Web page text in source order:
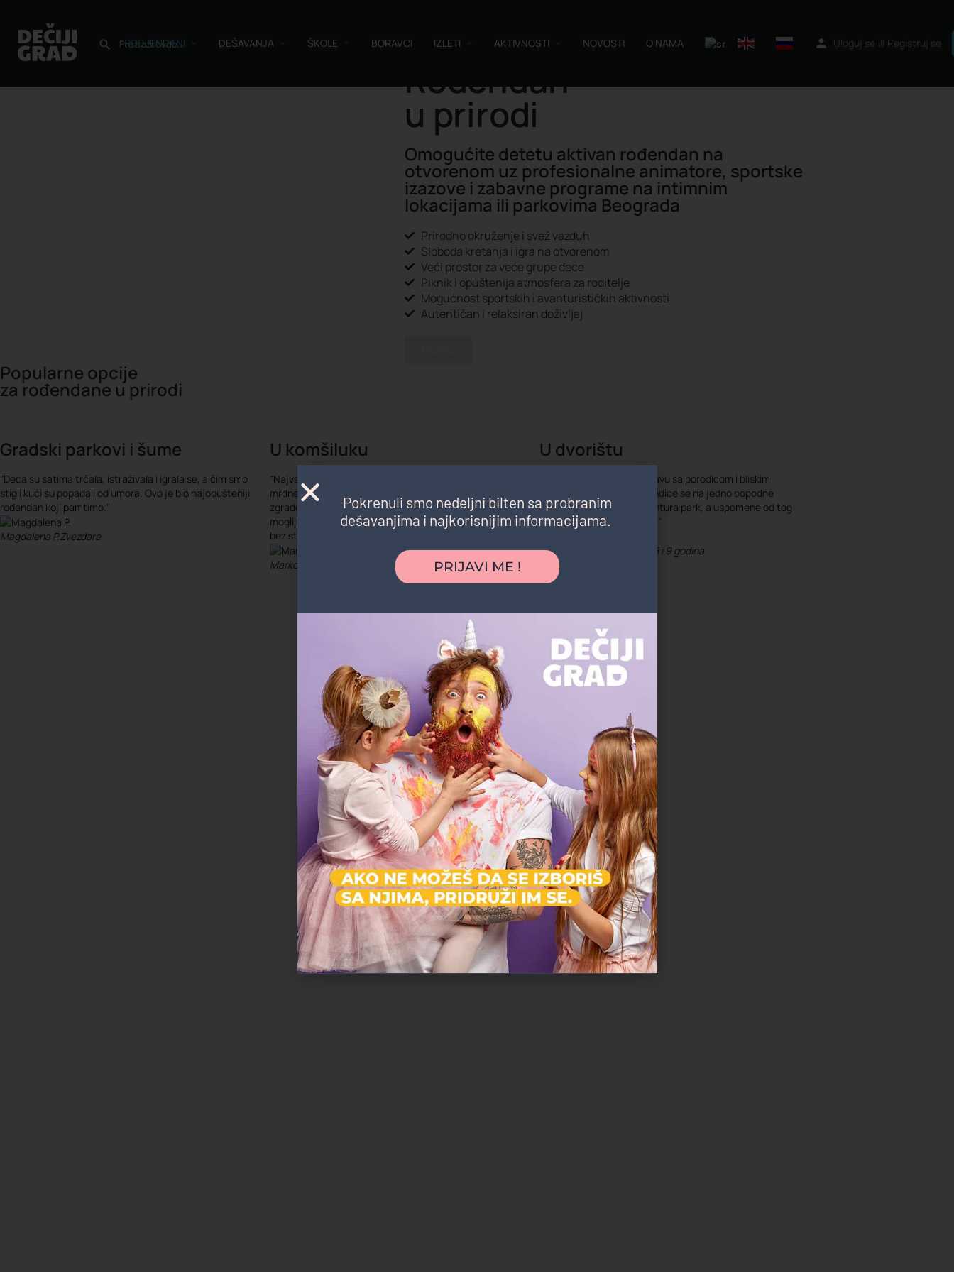
RODJENDANI DEŠAVANJA ŠKOLE BORAVCI IZLETI AKTIVNOSTI NOVOSTI O NAMA Uloguj se ili Registruj se
Rođendan
u prirodi
Omogućite detetu aktivan rođendan na
otvorenom uz profesionalne animatore, sportske
izazove i zabavne programe na intimnim
lokacijama ili parkovima Beograda
Prirodno okruženje i svež vazduh
Sloboda kretanja i igra na otvorenom
Veći prostor za veće grupe dece
Piknik i opuštenija atmosfera za roditelje
Mogućnost sportskih i avanturističkih aktivnosti
Autentičan i relaksiran doživljaj
Popularne opcije
za rođendane u prirodi
Gradski parkovi i šume
"Deca su satima trčala, istraživala i igrala se, a čim smo
stigli kući su popadali od umora. Ovo je bio najopušteniji
rođendan koji pamtimo."
Magdalena P.Zvezdara
U komšiluku
"Najveća prednost bila je što nismo morali nigde da
mrdnemo. Rođendan je organizovan u parku blizu naše
zgrade, deca su se igrala satima, a komšije i prijatelji su
mogli lako da nam se pridruže. Baš jednostavno, opušteno i
bez stresa."
Marko R.
U dvorištu
"Želeli smo intimniju proslavu sa porodicom i bliskim
prijateljima. Dvorište vikendice se na jedno popodne
pretvorilo u pravi mali avantura park, a uspomene od tog
dana i dalje prepričavamo."
Ana S. majka dvoje dece, 5 i 9 godina
Pokrenuli smo nedeljni bilten sa probranim
dešavanjima i najkorisnijim informacijama.
PRIJAVI ME !